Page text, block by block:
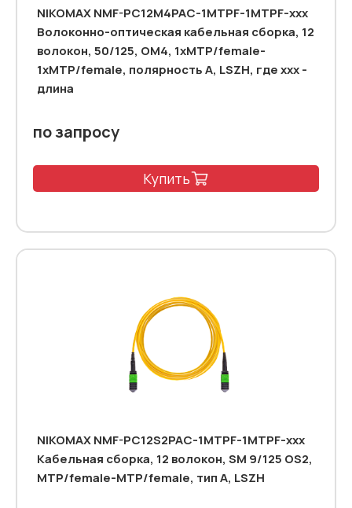
NIKOMAX NMF-PC12M4PAC-1MTPF-1MTPF-xxx
Волоконно-оптическая кабельная сборка, 12
волокон, 50/125, OM4, 1xMTP/female-
1xMTP/female, полярность А, LSZH, где ххх -
длина
по запросу
Купить
NIKOMAX NMF-PC12S2PAC-1MTPF-1MTPF-xxx
Кабельная сборка, 12 волокон, SM 9/125 OS2,
MTP/female-MTP/female, тип А, LSZH